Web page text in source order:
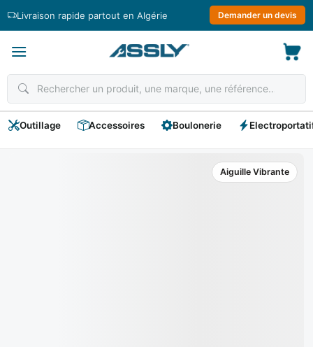
Livraison rapide partout en Algérie Demander un devis
Outillage Accessoires Boulonerie
Aiguille Vibrante